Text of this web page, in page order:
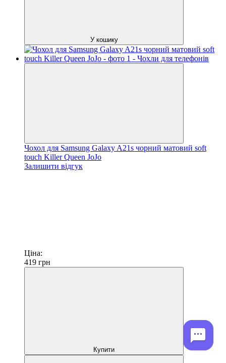
У кошику
Чохол для Samsung Galaxy A21s чорний матовий soft
touch Killer Queen JoJo
Залишити відгук
Ціна:
419 грн
Купити